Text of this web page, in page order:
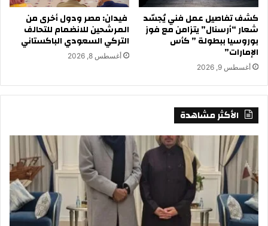
كشف تفاصيل عمل فني يُجسّد
شعار “أرسنال” يتزامن مع فوز
بوروسيا ببطولة ” كأس
الإمارات”
أغسطس 9, 2026
فيدان: مصر ودول أخرى من
المرشحين للانضمام للتحالف
التركي السعودي الباكستاني
أغسطس 8, 2026
الأكثر مشاهدة